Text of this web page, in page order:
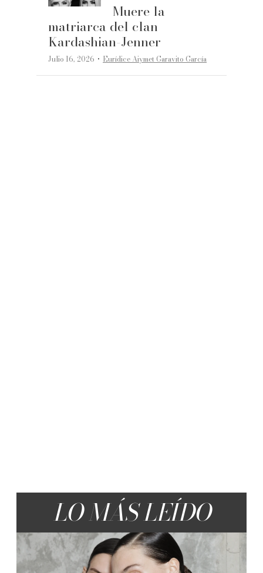
Muere la
matriarca del clan
Kardashian-Jenner
Julio 16, 2026 ·Eurídice Aiymet Garavito García
LO MÁS LEÍDO